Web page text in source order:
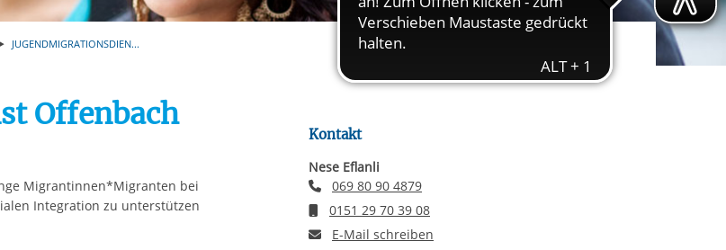
auf notwendige Cookies, die erforderlich zur Bereitstellung
Website-Funktionen sind. Diese Cookies setzen wir
unabhängig von einer Einwilligung.
Automatische Wiedergabe starten/stoppen
JUGENDMIGRATIONSDIEN...
Offenbach
Migrantinnen*Migranten bei
Integration zu unterstützen
Kontakt
Nese Eflanli
Telefonnummer
069 80 90 4879
Email senden
0151 29 70 39 08
E-Mail an Nese Eflanli
E-Mail schreiben